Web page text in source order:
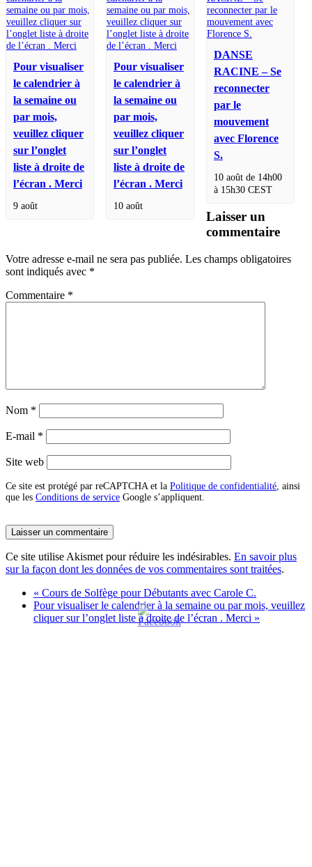
Pour visualiser
le calendrier à
la semaine ou
par mois,
veuillez cliquer
sur l’onglet
liste à droite de
l’écran . Merci
9 août
Pour visualiser
le calendrier à
la semaine ou
par mois,
veuillez cliquer
sur l’onglet
liste à droite de
l’écran . Merci
10 août
DANSE
RACINE – Se
reconnecter
par le
mouvement
avec Florence
S.
10 août de 14h00
à 15h30 CEST
Laisser un
commentaire
Votre adresse e-mail ne sera pas publiée. Les champs obligatoires
sont indiqués avec *
Commentaire *
Nom *
E-mail *
Site web
Ce site est protégé par reCAPTCHA et la Politique de confidentialité , ainsi
que les Conditions de service Google s’appliquent.
Ce site utilise Akismet pour réduire les indésirables. En savoir plus
sur la façon dont les données de vos commentaires sont traitées.
« Cours de Solfège pour Débutants avec Carole C.
Pour visualiser le calendrier à la semaine ou par mois, veuillez
cliquer sur l’onglet liste à droite de l’écran . Merci »